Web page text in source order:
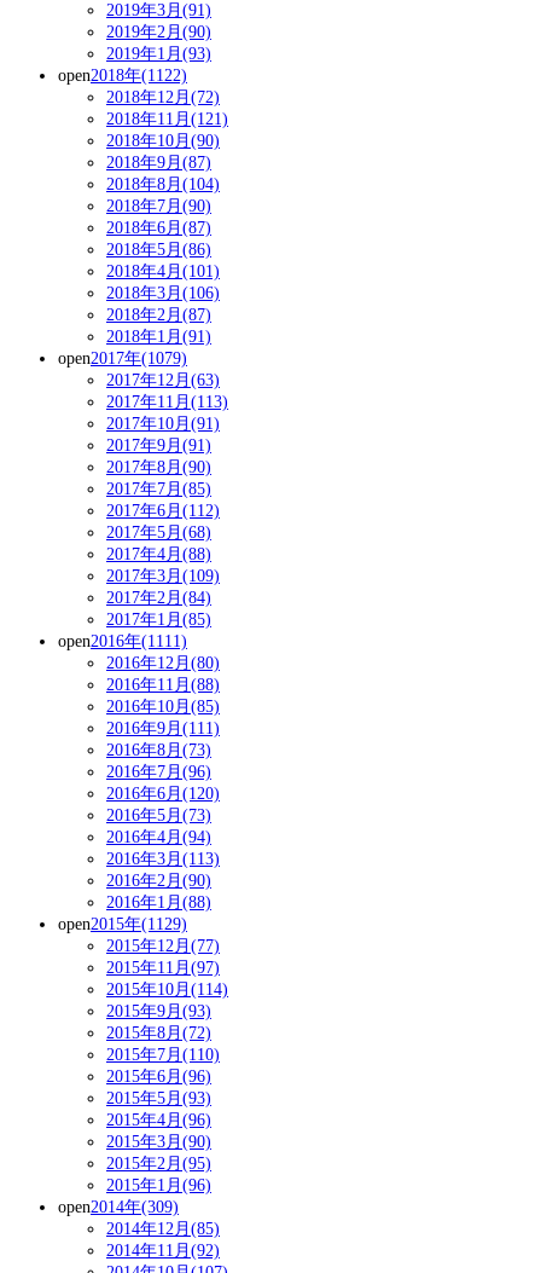
2019年3月(91)
2019年2月(90)
2019年1月(93)
open2018年(1122)
2018年12月(72)
2018年11月(121)
2018年10月(90)
2018年9月(87)
2018年8月(104)
2018年7月(90)
2018年6月(87)
2018年5月(86)
2018年4月(101)
2018年3月(106)
2018年2月(87)
2018年1月(91)
open2017年(1079)
2017年12月(63)
2017年11月(113)
2017年10月(91)
2017年9月(91)
2017年8月(90)
2017年7月(85)
2017年6月(112)
2017年5月(68)
2017年4月(88)
2017年3月(109)
2017年2月(84)
2017年1月(85)
open2016年(1111)
2016年12月(80)
2016年11月(88)
2016年10月(85)
2016年9月(111)
2016年8月(73)
2016年7月(96)
2016年6月(120)
2016年5月(73)
2016年4月(94)
2016年3月(113)
2016年2月(90)
2016年1月(88)
open2015年(1129)
2015年12月(77)
2015年11月(97)
2015年10月(114)
2015年9月(93)
2015年8月(72)
2015年7月(110)
2015年6月(96)
2015年5月(93)
2015年4月(96)
2015年3月(90)
2015年2月(95)
2015年1月(96)
open2014年(309)
2014年12月(85)
2014年11月(92)